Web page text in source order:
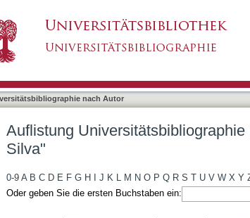
nach Autor
Auflistung
Silva"
0-9 A B C D E F G H J K L M N O P Q R S T U V W X Y
Oder geben Sie die ersten Buchstaben ein: